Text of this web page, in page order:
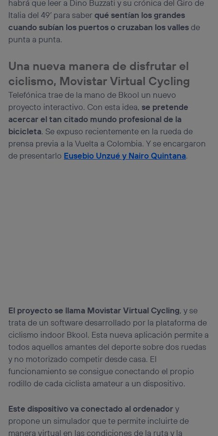
habrá que leer a Dino Buzzati y su crónica del Giro de
Italia del 49′ para saberqué sentían los grandes
cuando subían los puertos o cruzaban los vallesde
punta a punta.
Una nueva manera de disfrutar el
ciclismo, Movistar Virtual Cycling
Telefónica trae de la mano de Bkool un nuevo
proyecto interactivo. Con esta idea,se pretende
acercar el tan citado mundo profesional de la
bicicleta. Se expuso recientemente en la rueda de
prensa previa a la Vuelta a Colombia. Y se encargaron
de presentarlo Eusebio Unzué y Nairo Quintana.
El proyecto se llama Movistar Virtual Cycling, y se
trata de un software desarrollado por la plataforma de
ciclismo indoor Bkool. Esta nueva aplicación permite a
todos aquellos amantes del deporte sobre dos ruedas
y no motorizado competir desde casa. El
funcionamiento se consigue conectando el propio
rodillo de cada ciclista amateur a un dispositivo.
Este dispositivo va conectado al ordenadory
propone un simulador que te permite incluirte de
manera virtual en las condiciones de la ruta y la
consienta el uso de la tecnología recibirá el mismo
identificador. Típicamente:
Si utilizas unaconexión de banda ancha(p. ej., Wi-Fi),
el marketing o análisis se realizará en función de las
actividades de navegación de los miembros del hogar
Si utilizasdatos móviles, el marketing será más
personalizado, ya que se basará únicamente en la
navegación del usuario del móvil.
Puedes gestionar los consentimientos Utiq seleccionando
“Administrar Utiq” en la parte inferior de esta página web o
visitando el portal de privacidad de Utiq
(“consenthub”)
. Para más información, consulta
la política de privacidad de Utiq.